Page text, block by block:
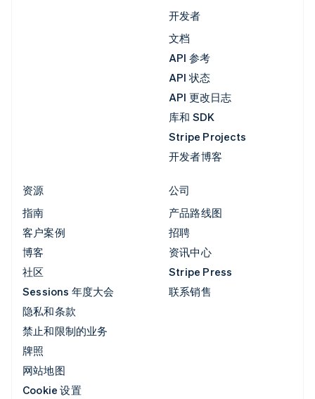
开发者
文档
API 参考
API 状态
API 更改日志
库和 SDK
Stripe Projects
开发者博客
资源
指南
客户案例
博客
社区
Sessions 年度大会
隐私和条款
禁止和限制的业务
牌照
网站地图
Cookie 设置
公司
产品路线图
招聘
资讯中心
Stripe Press
联系销售